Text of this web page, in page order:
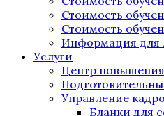
Стоимость
Стоимость
Информация для
Услуги
Центр
Управление
Бланки для